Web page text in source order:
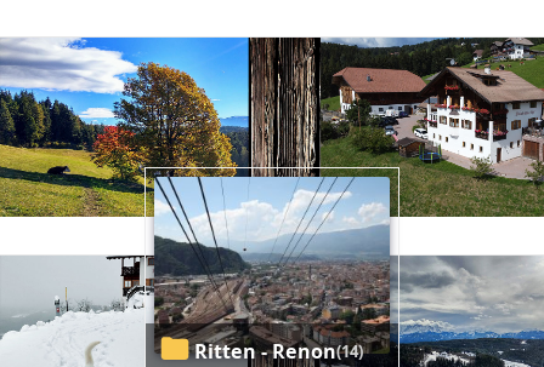
Ritten - Renon(14)